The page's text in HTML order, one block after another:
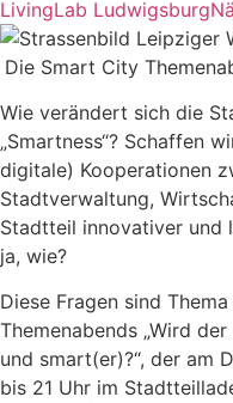
LivingLab Ludwigsburg
Die Smart City
Wie verändert sich die
„Smartness“? Schaffen
digitale) Kooperationen
Stadtverwaltung,
Stadtteil innovativer und
ja, wie?
Diese Fragen sind
Themenabends „Wird
und smart(er)?“, der am
bis 21 Uhr im